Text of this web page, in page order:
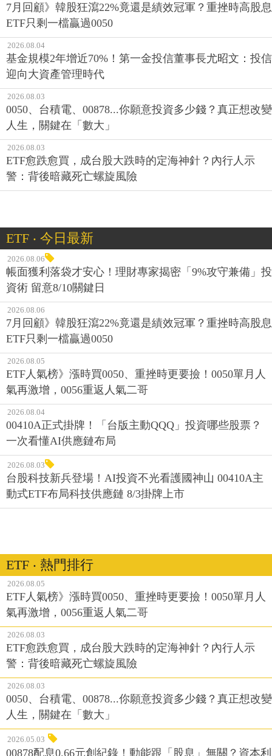
7月回顧》韓股狂瀉22%竟還是績效冠軍？重挫時高股息
ETF只剩一檔贏過0050
2026.08.04
基金規模2年增近70%！第一金投信董事長尤昭文：投信
迎向大資產管理時代
2026.08.03
0050、台積電、00878...你願意投資多少錢？真正想改變
人生，關鍵在「數大」
2026.08.03
ETF愈跌愈買，成台股大跌時的定海神針？內行人示
警：背後暗藏死亡螺旋風險
ETF ‧ 今日最新
2026.08.06
帳面獲利落袋才安心！理財專家揭密「9%攻守兼備」投
資術 留意8/10關鍵日
2026.08.06
7月回顧》韓股狂瀉22%竟還是績效冠軍？重挫時高股息
ETF只剩一檔贏過0050
2026.08.05
ETF人氣榜》漲時買0050、重挫時更要撿！0050單月人
氣再激增，0056重返人氣二哥
2026.08.04
00410A正式掛牌！「台版主動QQQ」投資哪些股票？
一次看懂AI供應鏈布局
2026.08.03
台股科技新兵登場！AI投資不光看護國神山 00410A主
動式ETF布局科技供應鏈 8/3掛牌上市
ETF ‧ 熱門排行
2026.08.05
ETF人氣榜》漲時買0050、重挫時更要撿！0050單月人
氣再激增，0056重返人氣二哥
2026.08.03
ETF愈跌愈買，成台股大跌時的定海神針？內行人示
警：背後暗藏死亡螺旋風險
2026.08.03
0050、台積電、00878...你願意投資多少錢？真正想改變
人生，關鍵在「數大」
2026.05.03
00878配息0.66元創紀錄！動能跟「股息」無關？資本利